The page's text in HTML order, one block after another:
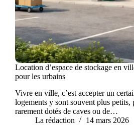
Location d’espace de stockage en
pour les urbains
Vivre en ville, c’est accepter un
logements y sont souvent plus petits,
rarement dotés de caves ou de…
La rédaction
14 mars 2026